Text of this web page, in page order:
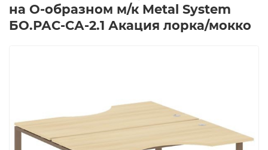
на О-образном м/к Metal System
БО.РАС-СА-2.1 Акация лорка/мокко